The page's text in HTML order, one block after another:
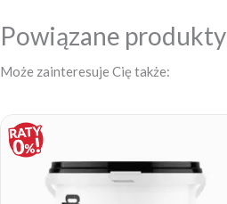
Powiązane produkty
Może zainteresuje Cię także:
through
1